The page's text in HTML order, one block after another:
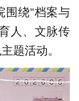
围绕“档案与
人、文脉传
题活动。